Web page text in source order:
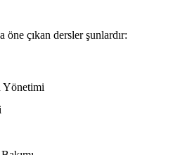
öne çıkan dersler şunlardır:
Yönetimi